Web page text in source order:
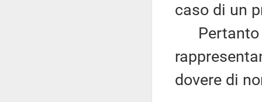
caso di un
Pertanto
dovere di